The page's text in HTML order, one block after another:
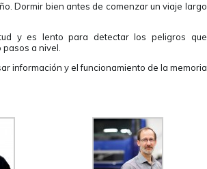
Dormir bien antes de comenzar un viaje largo
y es lento para detectar los peligros que
a nivel.
información y el funcionamiento de la memoria